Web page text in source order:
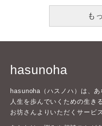
も
hasunoha
hasunoha（ハスノハ）は、
人生を歩んでいくための生き
お坊さんよりいただくサービ